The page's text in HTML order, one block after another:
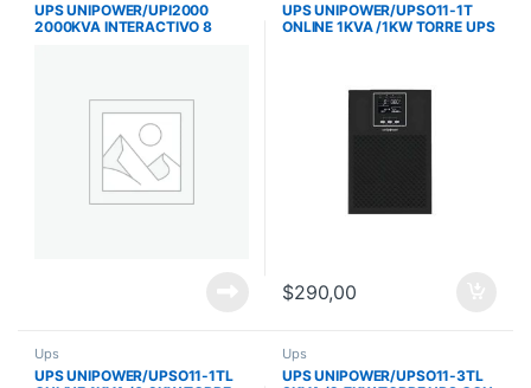
UPS UNIPOWER/UPI2000
2000KVA INTERACTIVO 8
UPS UNIPOWER/UPSO11-1T
ONLINE 1KVA /1KW TORRE UPS
$290,00
Ups
UPS UNIPOWER/UPSO11-1TL
Ups
UPS UNIPOWER/UPSO11-3TL